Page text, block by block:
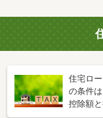
住宅ロ
の条件
控除額